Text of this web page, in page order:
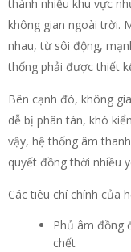
thành nhiều khu vực
không gian ngoài trời.
nhau, từ sôi động,
thống phải được thiết
Bên cạnh đó, không
dễ bị phân tán, khó
vậy, hệ thống âm
quyết đồng thời nhiều
Các tiêu chí chính của
Phủ âm đồng
chết